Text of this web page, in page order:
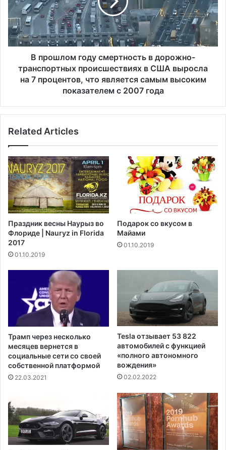
0
0
0
0
в
о
и
н
е
н
н
ы
х
Ш
т
а
ш
л
м
г
е
т
с
т
ь
в
д
о
р
о
ж
н
о
с
о
р
т
х
п
р
о
В прошлом году смертность в дорожно-
транспортных происшествиях в США выросла
на 7 процентов, что является самым высоким
показателем с 2007 года
Related Articles
Праздник весны Наурыз во
Флориде | Nauryz in Florida
2017
01.10.2019
Подарок со вкусом в
Майами
01.10.2019
Трамп через несколько
месяцев вернется в
социальные сети со своей
собственной платформой
22.03.2021
Tesla отзывает 53 822
автомобилей с функцией
«полного автономного
вождения»
02.02.2022